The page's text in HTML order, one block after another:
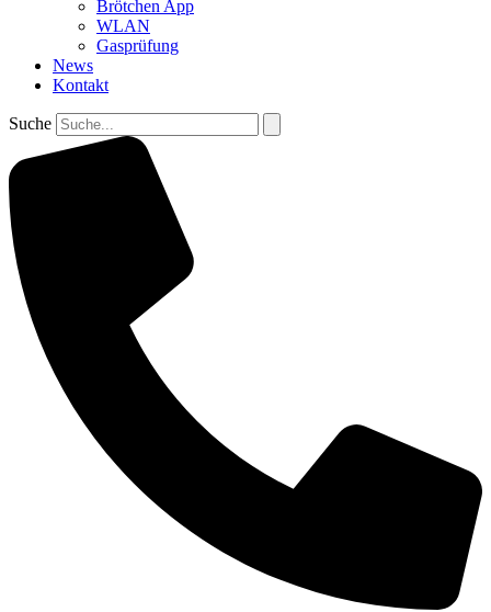
Brötchen App
WLAN
Gasprüfung
News
Kontakt
Suche